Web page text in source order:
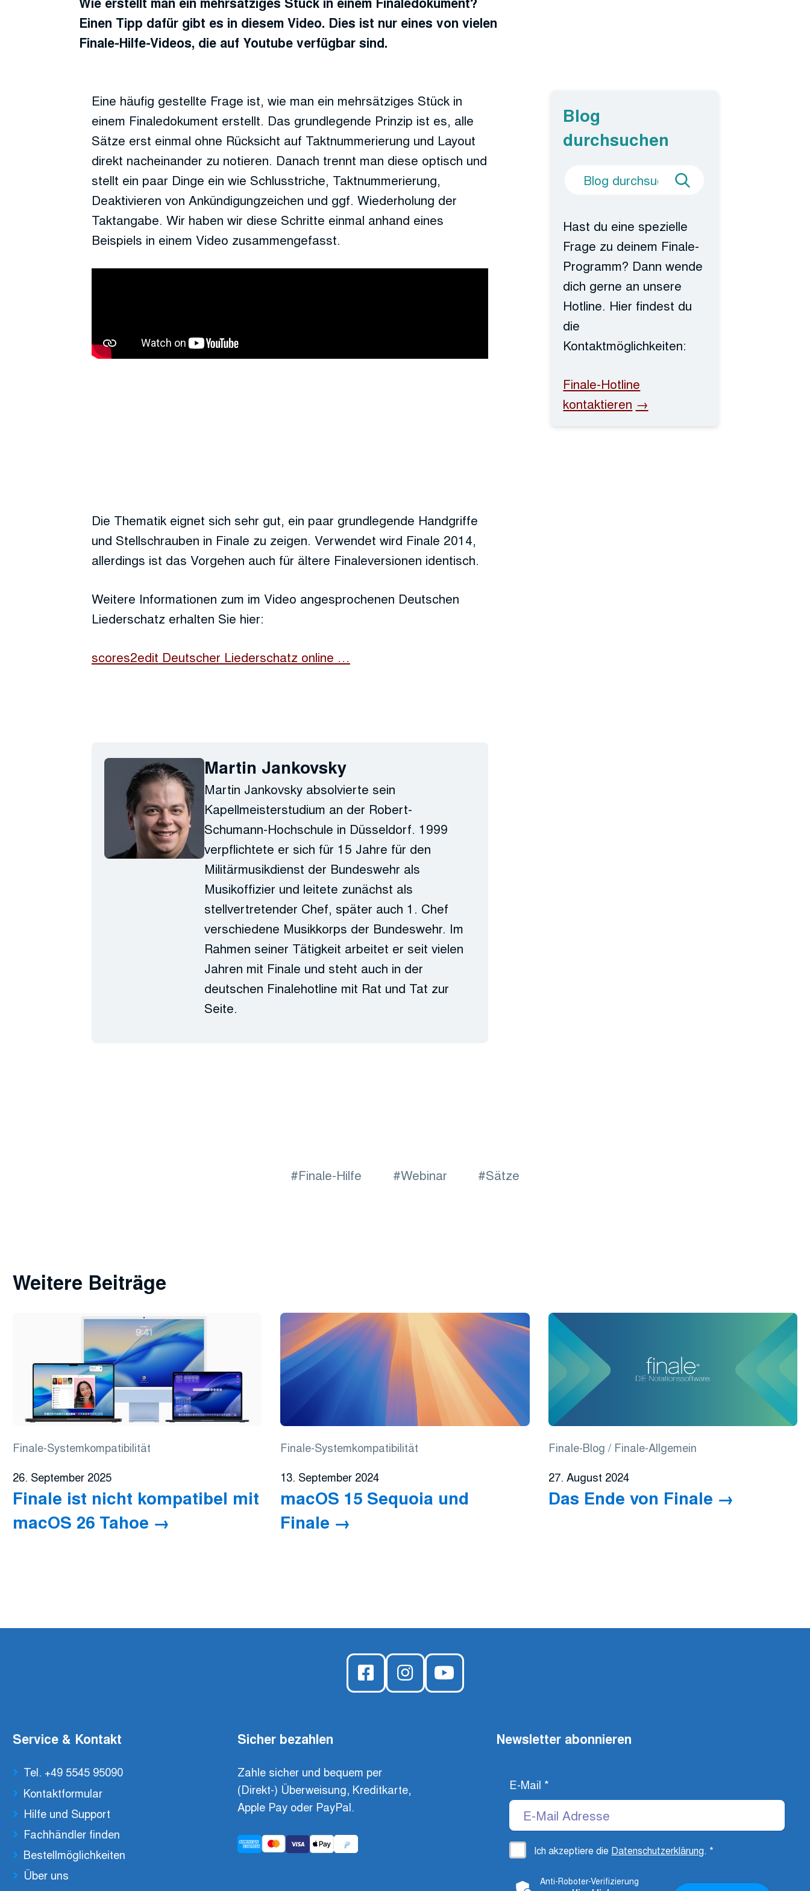
Einen Tipp dafür gibt es in diesem Video. Dies ist nur eines von vielen
Finale-Hilfe-Videos, die auf Youtube verfügbar sind.
Blog
durchsuchen
nach
Blog
Hast du eine spezielle
Frage zu deinem Finale-
Programm? Dann wende
dich gerne an unsere
Hotline. Hier findest du
die
Kontaktmöglichkeiten:
Finale-Hotline
kontaktieren
Eine häufig gestellte Frage ist, wie man ein mehrsätziges Stück in
einem Finaledokument erstellt. Das grundlegende Prinzip ist es, alle
Sätze erst einmal ohne Rücksicht auf Taktnummerierung und Layout
direkt nacheinander zu notieren. Danach trennt man diese optisch und
stellt ein paar Dinge ein wie Schlusstriche, Taktnummerierung,
Deaktivieren von Ankündigungzeichen und ggf. Wiederholung der
Taktangabe. Wir haben wir diese Schritte einmal anhand eines
Beispiels in einem Video zusammengefasst.
Die Thematik eignet sich sehr gut, ein paar grundlegende Handgriffe
und Stellschrauben in Finale zu zeigen. Verwendet wird Finale 2014,
allerdings ist das Vorgehen auch für ältere Finaleversionen identisch.
Weitere Informationen zum im Video angesprochenen Deutschen
Liederschatz erhalten Sie hier:
scores2edit Deutscher Liederschatz online …
Martin Jankovsky
Martin Jankovsky absolvierte sein
Kapellmeisterstudium an der Robert-
Schumann-Hochschule in Düsseldorf. 1999
verpflichtete er sich für 15 Jahre für den
Militärmusikdienst der Bundeswehr als
Musikoffizier und leitete zunächst als
stellvertretender Chef, später auch 1. Chef
verschiedene Musikkorps der Bundeswehr. Im
Rahmen seiner Tätigkeit arbeitet er seit vielen
Jahren mit Finale und steht auch in der
deutschen Finalehotline mit Rat und Tat zur
Seite.
Finale-Hilfe Webinar Sätze
Weitere Beiträge
Finale-Systemkompatibilität
26. September 2025
Finale ist nicht kompatibel mit
macOS 26 Tahoe
Finale-Systemkompatibilität
13. September 2024
macOS 15 Sequoia und
Finale
Finale-Blog
Finale-Allgemein
27. August 2024
Das Ende von Finale
Service & Kontakt
Tel. +49 5545 95090
Kontaktformular
Hilfe und Support
Fachhändler finden
Bestellmöglichkeiten
Über uns
Sicher bezahlen
Zahle sicher und bequem per
(Direkt-) Überweisung, Kreditkarte,
Apple Pay oder PayPal.
Newsletter abonnieren
E-Mail *
Ich akzeptiere die Datenschutzerklärung. *
Anti-Roboter-Verifizierung